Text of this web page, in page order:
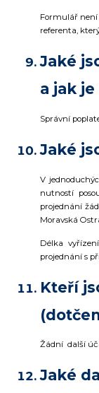
Formulář není
referenta,
Jaké
a jak
Správní
Jaké
V
nutností
projednání
Moravská
Délka
projednání s
Kteří
Žádní další
Jaké